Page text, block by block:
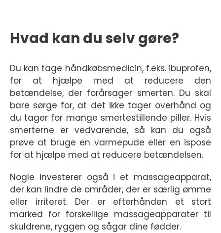
Hvad kan du selv gøre?
Du kan tage håndkøbsmedicin, f.eks. ibuprofen,
for at hjælpe med at reducere den
betændelse, der forårsager smerten. Du skal
bare sørge for, at det ikke tager overhånd og
du tager for mange smertestillende piller. Hvis
smerterne er vedvarende, så kan du også
prøve at bruge en varmepude eller en ispose
for at hjælpe med at reducere betændelsen.
Nogle investerer også i et massageapparat,
der kan lindre de områder, der er særlig ømme
eller irriteret. Der er efterhånden et stort
marked for forskellige massageapparater til
skuldrene, ryggen og sågar dine fødder.